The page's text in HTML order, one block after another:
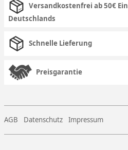
Versandkostenfrei ab 50€
Deutschlands
Schnelle Lieferung
Preisgarantie
AGB Datenschutz Impressum